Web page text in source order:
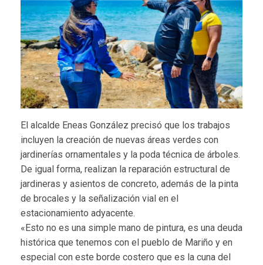
El alcalde Eneas González precisó que los trabajos
incluyen la creación de nuevas áreas verdes con
jardinerías ornamentales y la poda técnica de árboles.
De igual forma, realizan la reparación estructural de
jardineras y asientos de concreto, además de la pinta
de brocales y la señalización vial en el
estacionamiento adyacente.
«Esto no es una simple mano de pintura, es una deuda
histórica que tenemos con el pueblo de Mariño y en
especial con este borde costero que es la cuna del